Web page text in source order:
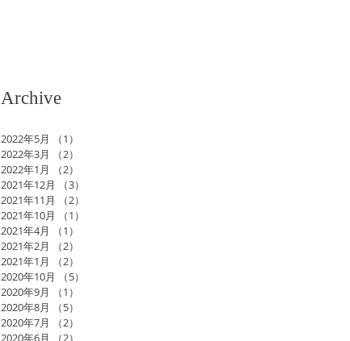
Archive
2022年5月 （1）
2022年3月
（2）
2022年1月
（2）
2021年12月
（3）
2021年11月
（2）
2021年10月
（1）
2021年4月
（1）
2021年2月
（2）
2021年1月
（2）
2020年10月
（5）
2020年9月
（1）
2020年8月
（5）
2020年7月
（2）
2020年6月
（2）